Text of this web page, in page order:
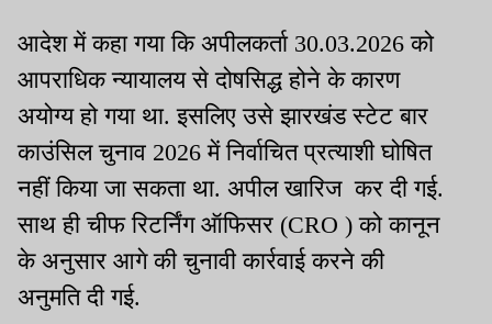
आदेश में कहा गया कि अपीलकर्ता 30.03.2026 को
आपराधिक न्यायालय से दोषसिद्ध होने के कारण
अयोग्य हो गया था. इसलिए उसे झारखंड स्टेट बार
काउंसिल चुनाव 2026 में निर्वाचित प्रत्याशी घोषित
नहीं किया जा सकता था. अपील खारिज कर दी गई.
साथ ही चीफ रिटर्निंग ऑफिसर (CRO ) को कानून
के अनुसार आगे की चुनावी कार्रवाई करने की
अनुमति दी गई.